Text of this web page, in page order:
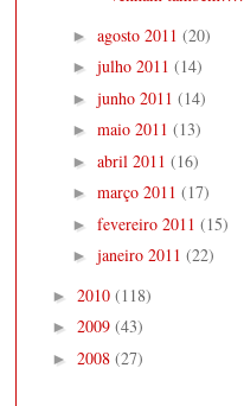
► agosto 2011 (20)
► julho 2011 (14)
► junho 2011 (14)
► maio 2011 (13)
► abril 2011 (16)
► março 2011 (17)
► fevereiro 2011 (15)
► janeiro 2011 (22)
► 2010 (118)
► 2009 (43)
► 2008 (27)